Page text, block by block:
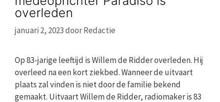
overleden
januari 2, 2023doorRedactie
Op 83-jarige leeftijd is Willem de Ridder overleden. Hij
overleed na een kort ziekbed. Wanneer de uitvaart
plaats zal vinden is niet door de familie bekend
gemaakt. Uitvaart Willem de Ridder, radiomaker is 83